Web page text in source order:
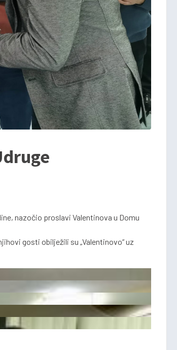
nazočio proslavi Valentinova u Domu
gosti obilježili su „Valentinovo“ uz